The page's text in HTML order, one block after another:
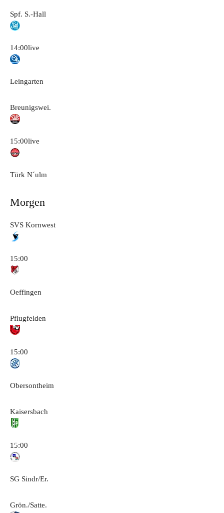
Spf. S.-Hall
14:00live
Leingarten
Breunigswei.
15:00live
Türk N´ulm
Morgen
SVS Kornwest
15:00
Oeffingen
Pflugfelden
15:00
Obersontheim
Kaisersbach
15:00
SG Sindr/Er.
Grön./Satte.